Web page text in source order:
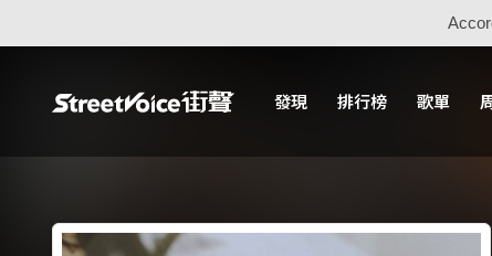
發現 排行榜 歌單